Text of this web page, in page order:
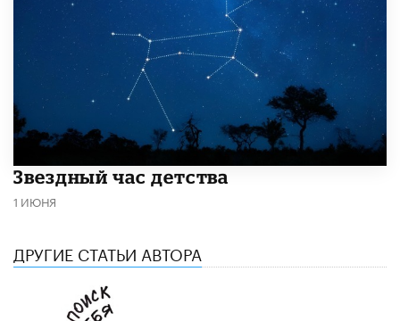
Звездный час детства
1 ИЮНЯ
ДРУГИЕ СТАТЬИ АВТОРА